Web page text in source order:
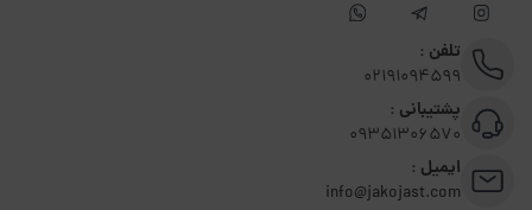
تلفن :
02191094599
پشتیبانی :
09351306570
ایمیل :
info@jakojast.com